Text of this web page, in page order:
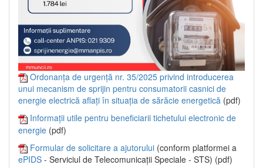
Ordonanța de urgență nr. 35/2025 privind introducerea
unui mecanism de sprijin pentru consumatorii casnici de
energie electrică aflați în situația de sărăcie energetică (pdf)
Informații utile pentru beneficiarii tichetului electronic de
energie (pdf)
Formular de solicitare a ajutorului (conform platformei a
ePIDS - Serviciul de Telecomunicații Speciale - STS) (pdf)